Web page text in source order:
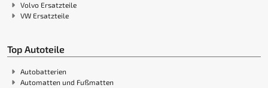
Volvo Ersatzteile
VW Ersatzteile
Top Autoteile
Autobatterien
Automatten und Fußmatten